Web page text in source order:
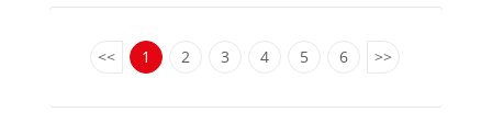
<< 1 2 3 4 5 6 >>